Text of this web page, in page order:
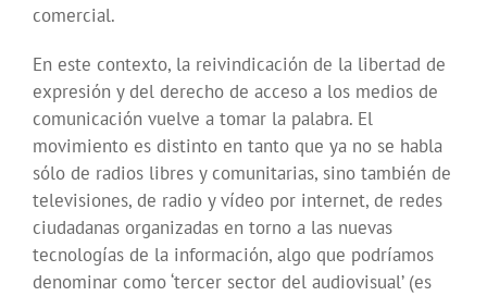
comercial.
En este contexto, la reivindicación de la libertad de
expresión y del derecho de acceso a los medios de
comunicación vuelve a tomar la palabra. El
movimiento es distinto en tanto que ya no se habla
sólo de radios libres y comunitarias, sino también de
televisiones, de radio y vídeo por internet, de redes
ciudadanas organizadas en torno a las nuevas
tecnologías de la información, algo que podríamos
denominar como ‘tercer sector del audiovisual’ (es